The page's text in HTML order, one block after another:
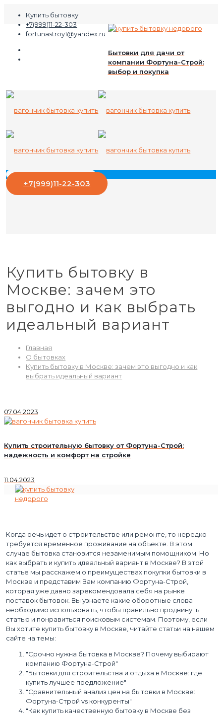
Купить бытовку
+7(999)11-22-303
fortunastroy1@yandex.ru
+7(999)11-22-303
Купить бытовку в
Москве: зачем это
выгодно и как выбрать
идеальный вариант
Главная
О бытовках
Купить бытовку в Москве: зачем это выгодно и как
выбрать идеальный вариант
Бытовки для дачи от
компании Фортуна-Строй:
выбор и покупка
07.04.2023
Купить строительную бытовку от Фортуна-Строй:
надежность и комфорт на стройке
11.04.2023
Когда речь идет о строительстве или ремонте, то нередко
требуется временное проживание на объекте. В этом
случае бытовка становится незаменимым помощником. Но
как выбрать и купить идеальный вариант в Москве? В этой
статье мы расскажем о преимуществах покупки бытовки в
Москве и представим Вам компанию Фортуна-Строй,
которая уже давно зарекомендовала себя на рынке
поставок бытовок. Вы узнаете какие оборотные слова
необходимо использовать, чтобы правильно продвинуть
статью и понравиться поисковым системам. Поэтому, если
Вы хотите купить бытовку в Москве, читайте статьи на нашем
сайте на темы:
"Срочно нужна бытовка в Москве? Почему выбирают
компанию Фортуна-Строй"
"Бытовки для строительства и отдыха в Москве: где
купить лучшее предложение"
"Сравнительный анализ цен на бытовки в Москве:
Фортуна-Строй vs конкуренты"
"Как купить качественную бытовку в Москве без